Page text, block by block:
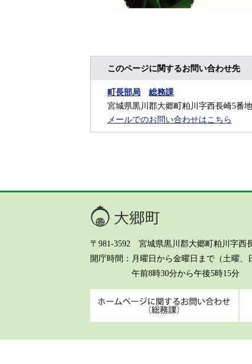
このページに関するお問い合わせ先
町長部局
総務課
宮城県黒川郡大郷町粕川字西長崎5番
メールでのお問い合わせはこちら
〒981-3592 宮城県黒川郡大郷町粕川字西
開庁時間
月曜日から金曜日まで（土曜、
午前8時30分から午後5時15分